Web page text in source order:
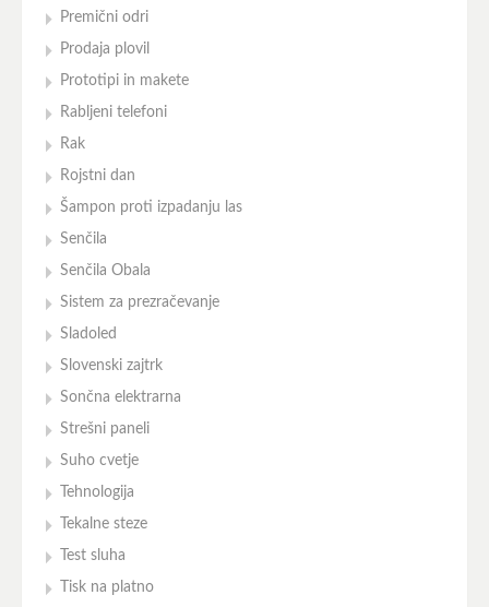
Premični odri
Prodaja plovil
Prototipi in makete
Rabljeni telefoni
Rak
Rojstni dan
Šampon proti izpadanju las
Senčila
Senčila Obala
Sistem za prezračevanje
Sladoled
Slovenski zajtrk
Sončna elektrarna
Strešni paneli
Suho cvetje
Tehnologija
Tekalne steze
Test sluha
Tisk na platno